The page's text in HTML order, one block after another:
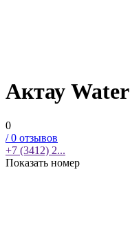
Актау Water
0
/0 отзывов
+7 (3412) 2...
Показать номер